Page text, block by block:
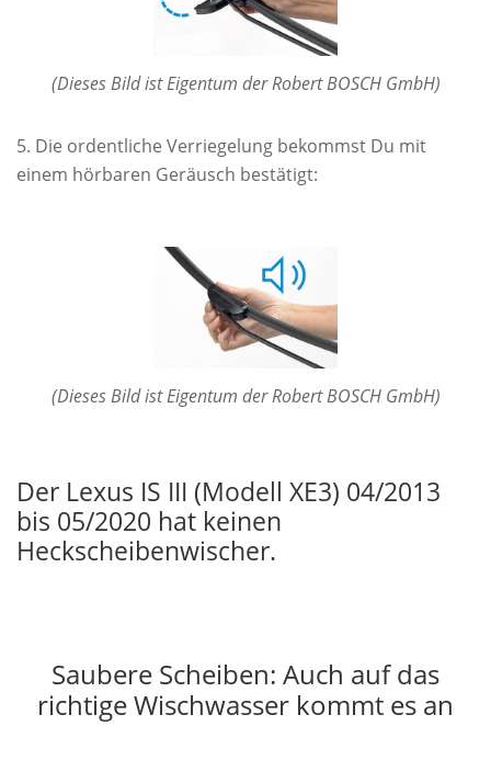
(Dieses Bild ist Eigentum der Robert BOSCH GmbH)
Die ordentliche Verriegelung bekommst Du mit
einem hörbaren Geräusch bestätigt:
(Dieses Bild ist Eigentum der Robert BOSCH GmbH)
Der Lexus IS III (Modell XE3) 04/2013
bis 05/2020 hat keinen
Heckscheibenwischer.
Saubere Scheiben: Auch auf das
richtige Wischwasser kommt es an